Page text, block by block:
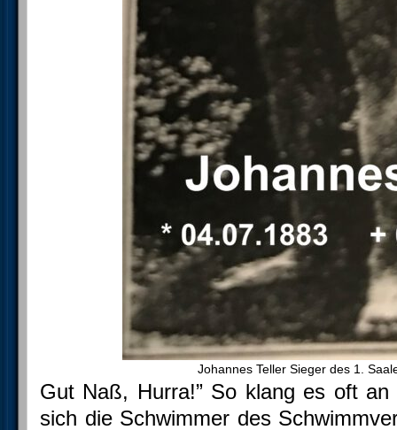
Johannes Teller Sieger des 1.
Gut Naß, Hurra!” So klang es oft
sich die Schwimmer des